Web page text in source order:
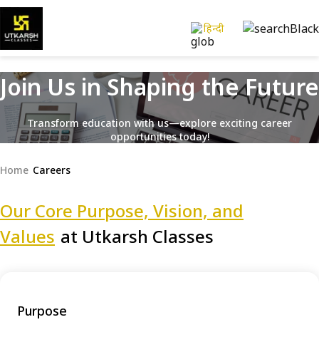
हिन्दी
Join Us in Shaping the Future
Transform education with us—explore exciting career
opportunities today!
Home Careers
Our Core Purpose, Vision, and
Values at Utkarsh Classes
Purpose